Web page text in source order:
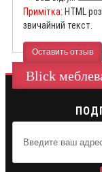
Примітка: HTML
звичайний текст.
Оставить отзыв
Blick